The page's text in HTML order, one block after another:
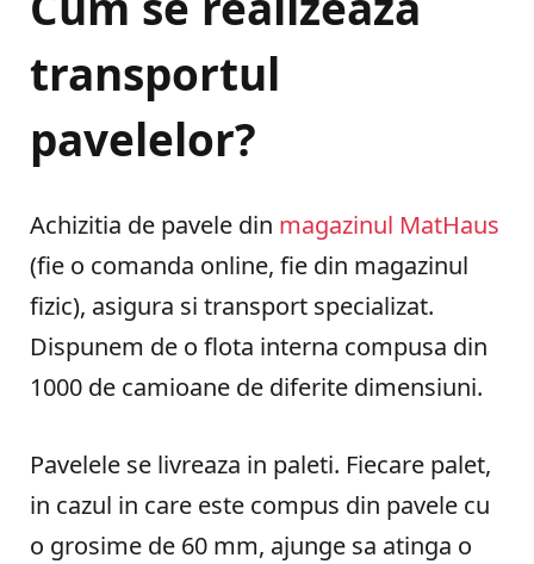
transportul
pavelelor?
Achizitia de pavele din magazinul MatHaus
(fie o comanda online, fie din magazinul
fizic), asigura si transport specializat.
Dispunem de o flota interna compusa din
1000 de camioane de diferite dimensiuni.
Pavelele se livreaza in paleti. Fiecare palet,
in cazul in care este compus din pavele cu
o grosime de 60 mm, ajunge sa atinga o